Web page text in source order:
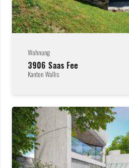
Wohnung
3906 Saas Fee
Kanton Wallis